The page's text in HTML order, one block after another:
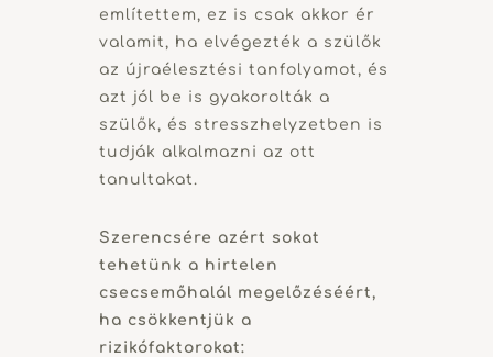
említettem, ez is csak akkor ér
valamit, ha elvégezték a szülők
az újraélesztési tanfolyamot, és
azt jól be is gyakorolták a
szülők, és stresszhelyzetben is
tudják alkalmazni az ott
tanultakat.
Szerencsére azért sokat
tehetünk a hirtelen
csecsemőhalál megelőzéséért,
ha csökkentjük a
rizikófaktorokat: